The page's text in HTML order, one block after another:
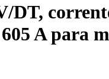
DT,
A para